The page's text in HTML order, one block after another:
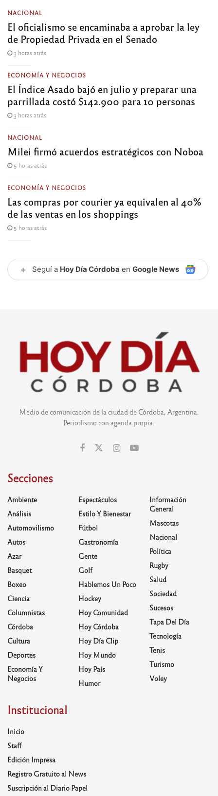
NACIONAL
El oficialismo se encaminaba a aprobar la ley
de Propiedad Privada en el Senado
3 horas atrás
ECONOMÍA Y NEGOCIOS
El Índice Asado bajó en julio y preparar una
parrillada costó $142.900 para 10 personas
3 horas atrás
NACIONAL
Milei firmó acuerdos estratégicos con Noboa
5 horas atrás
ECONOMÍA Y NEGOCIOS
Las compras por courier ya equivalen al 40%
de las ventas en los shoppings
5 horas atrás
+ Seguí a Hoy Día Córdoba en Google News
Medio de comunicación de la ciudad de Córdoba, Argentina.
Periodismo con agenda propia.
Secciones
Ambiente
Análisis
Automovilismo
Autos
Azar
Basquet
Boxeo
Ciencia
Columnistas
Córdoba
Cultura
Deportes
Economía Y
Negocios
Espectáculos
Estilo Y Bienestar
Fútbol
Gastronomía
Gente
Golf
Hablemos Un Poco
Hockey
Hoy Comunidad
Hoy Córdoba
Hoy Día Clip
Hoy Mundo
Hoy País
Humor
Información
General
Mascotas
Nacional
Política
Rugby
Salud
Sociedad
Sucesos
Tapa Del Día
Tecnología
Tenis
Turismo
Voley
Institucional
Inicio
Staff
Edición Impresa
Registro Gratuito al News
Suscripción al Diario Papel